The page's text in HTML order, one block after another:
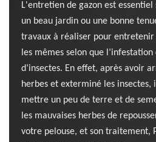
L'entretien de gazon est
un beau jardin ou une bonne
travaux à réaliser pour entretenir
les mêmes selon que
d’insectes. En effet, après avoir
herbes et exterminé les
mettre un peu de terre et de
les mauvaises herbes de
votre pelouse, et son traitement,